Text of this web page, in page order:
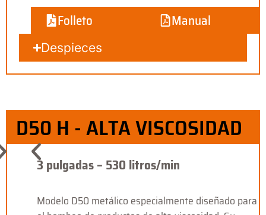
Folleto Manual
Despieces
D50 H - ALTA VISCOSIDAD
3 pulgadas – 530 litros/min
Modelo D50 metálico especialmente diseñado para